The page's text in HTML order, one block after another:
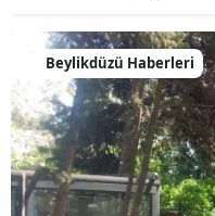
Beylikdüzü Haberleri